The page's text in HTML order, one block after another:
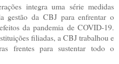
integra uma série medidas
gestão da CBJ para enfrentar o
da pandemia de COVID-19.
filiadas, a CBJ trabalhou e
frentes para sustentar todo o